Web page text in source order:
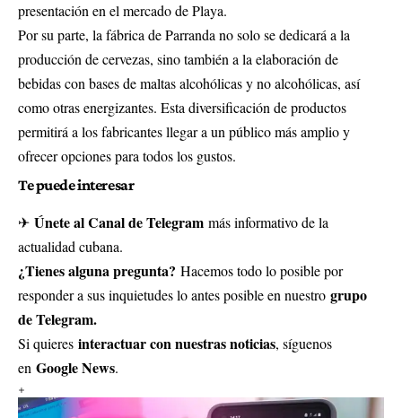
presentación en el mercado de Playa.
Por su parte, la fábrica de Parranda no solo se dedicará a la
producción de cervezas, sino también a la elaboración de
bebidas con bases de maltas alcohólicas y no alcohólicas, así
como otras energizantes. Esta diversificación de productos
permitirá a los fabricantes llegar a un público más amplio y
ofrecer opciones para todos los gustos.
Te puede interesar
✈ Únete al Canal de Telegram más informativo de la
actualidad cubana.
¿Tienes alguna pregunta? Hacemos todo lo posible por
responder a sus inquietudes lo antes posible en nuestro grupo
de Telegram.
Si quieres interactuar con nuestras noticias, síguenos
en Google News.